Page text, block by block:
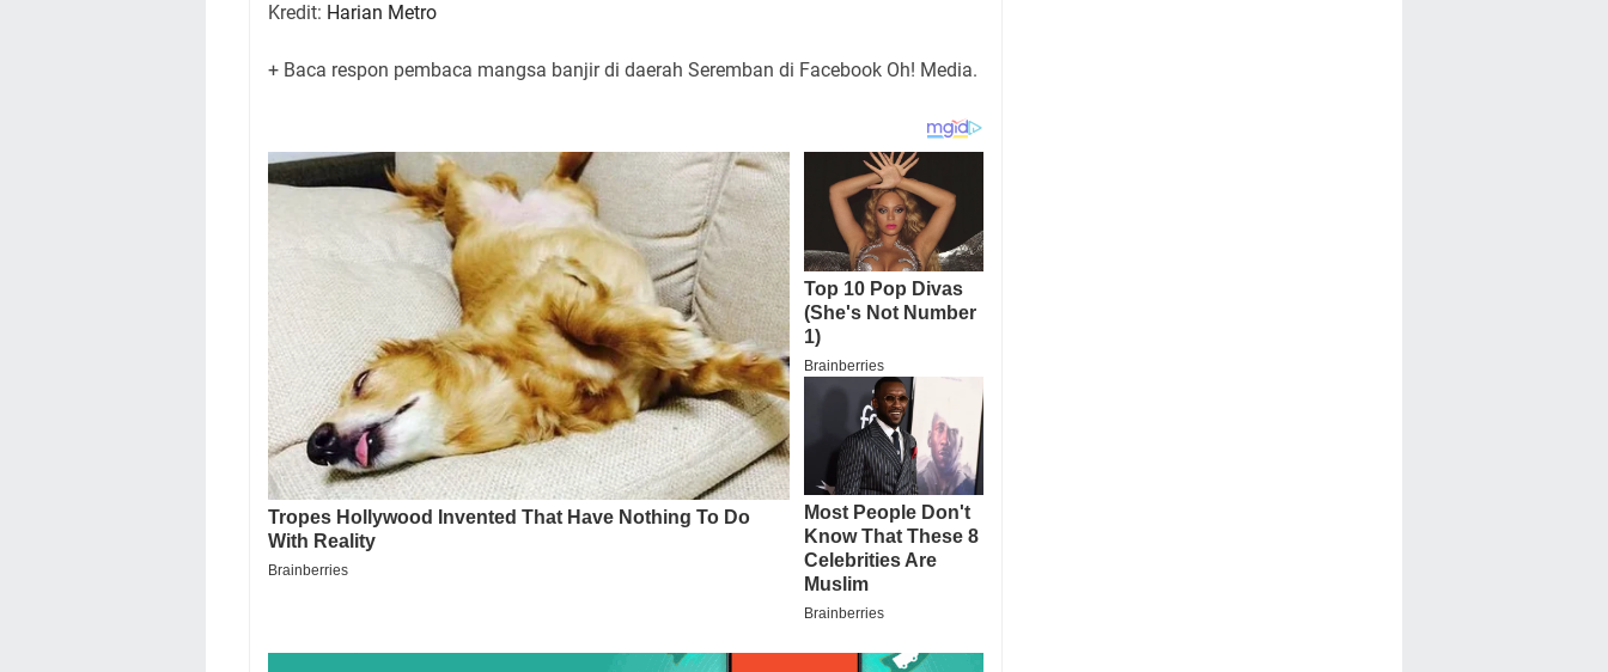
Kredit: Harian Metro
+ Baca respon pembaca mangsa banjir di daerah Seremban di Facebook Oh! Media.